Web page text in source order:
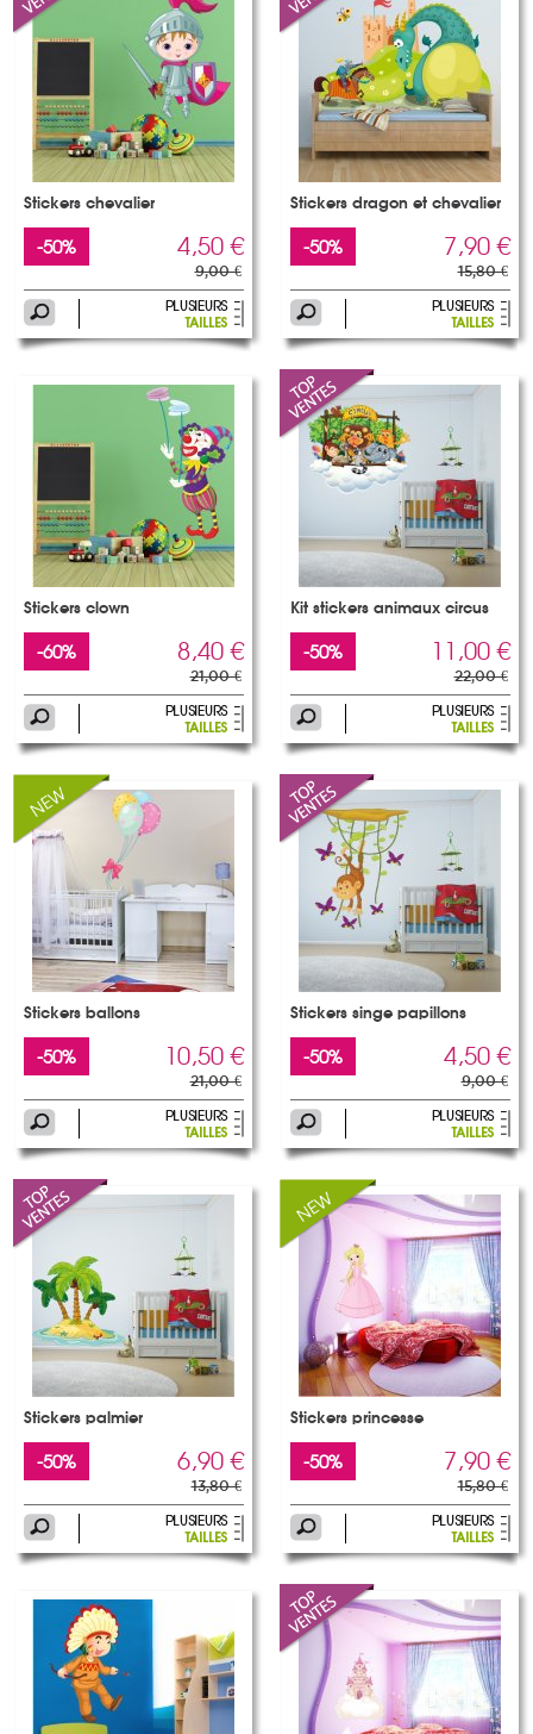
Stickers chevalier
-50% 4,50 €
9,00 €
Stickers dragon et chevalier
-50% 7,90 €
15,80 €
Stickers clown
-60% 8,40 €
21,00 €
Kit stickers animaux circus
-50% 11,00 €
22,00 €
Stickers ballons
-50% 10,50 €
21,00 €
Stickers singe papillons
-50% 4,50 €
9,00 €
Stickers palmier
-50% 6,90 €
13,80 €
Stickers princesse
-50% 7,90 €
15,80 €